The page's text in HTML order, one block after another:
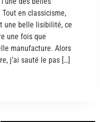
en classicisme,
une belle lisibilité, ce
une fois que
manufacture. Alors
j’ai sauté le pas […]